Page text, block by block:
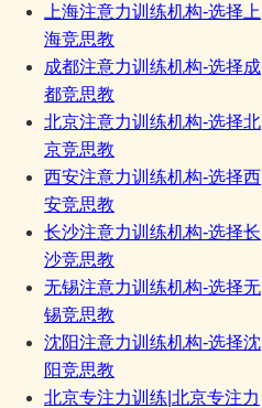
上海注意力训练机构-选择上
海竞思教
成都注意力训练机构-选择成
都竞思教
北京注意力训练机构-选择北
京竞思教
西安注意力训练机构-选择西
安竞思教
长沙注意力训练机构-选择长
沙竞思教
无锡注意力训练机构-选择无
锡竞思教
沈阳注意力训练机构-选择沈
阳竞思教
北京专注力训练|北京专注力